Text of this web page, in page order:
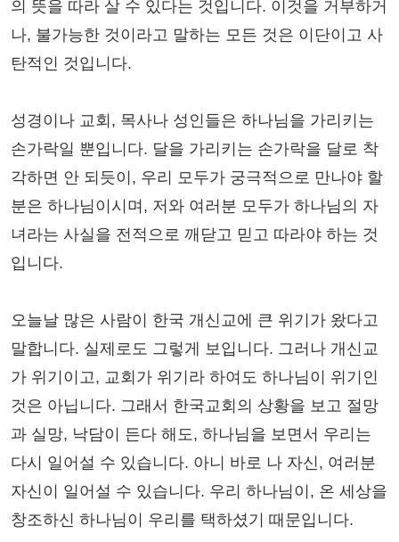
의 뜻을 따라 살 수 있다는 것입니다. 이것을 거부하거
나, 불가능한 것이라고 말하는 모든 것은 이단이고 사
탄적인 것입니다.
성경이나 교회, 목사나 성인들은 하나님을 가리키는
손가락일 뿐입니다. 달을 가리키는 손가락을 달로 착
각하면 안 되듯이, 우리 모두가 궁극적으로 만나야 할
분은 하나님이시며, 저와 여러분 모두가 하나님의 자
녀라는 사실을 전적으로 깨닫고 믿고 따라야 하는 것
입니다.
오늘날 많은 사람이 한국 개신교에 큰 위기가 왔다고
말합니다. 실제로도 그렇게 보입니다. 그러나 개신교
가 위기이고, 교회가 위기라 하여도 하나님이 위기인
것은 아닙니다. 그래서 한국교회의 상황을 보고 절망
과 실망, 낙담이 든다 해도, 하나님을 보면서 우리는
다시 일어설 수 있습니다. 아니 바로 나 자신, 여러분
자신이 일어설 수 있습니다. 우리 하나님이, 온 세상을
창조하신 하나님이 우리를 택하셨기 때문입니다.